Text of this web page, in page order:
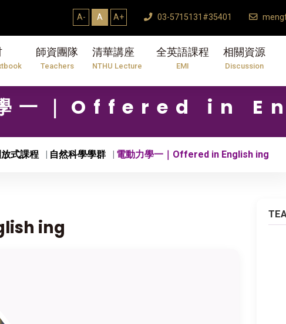
A- A A+ 03-5715131#35401
師資團隊
Teachers
清華講座
NTHU Lecture
全英語課程
EMI
相關資源
Discussion
學一｜Offered in
放式課程 自然科學學群 電動力學一｜Offered in English ing
ing